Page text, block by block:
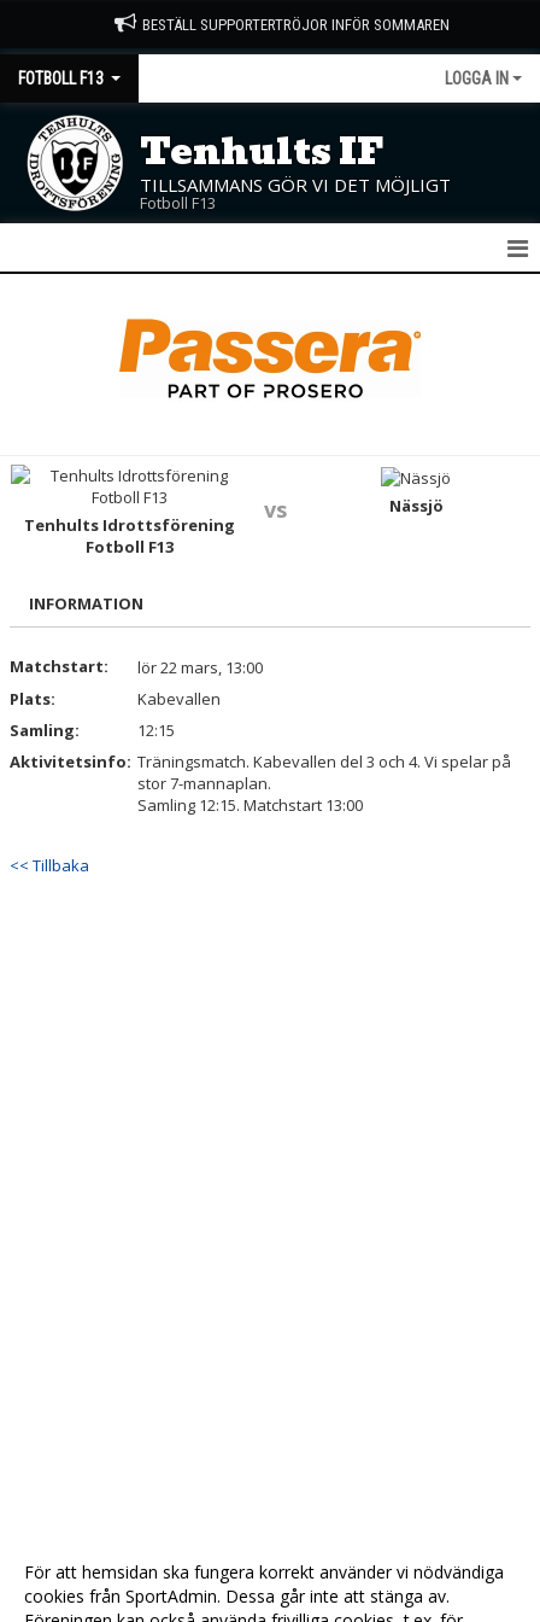
BESTÄLL SUPPORTERTRÖJOR INFÖR SOMMAREN
FOTBOLL F13 LOGGA IN
Tenhults IF
TILLSAMMANS GÖR VI DET MÖJLIGT
Fotboll F13
BILDGALLERI
DOKUMENT
KONTAKT
Tenhults Idrottsförening
Fotboll F13
vs Nässjö
INFORMATION
Matchstart:
lör 22 mars, 13:00
Plats:
Kabevallen
Samling:
12:15
Aktivitetsinfo: Träningsmatch. Kabevallen del 3 och 4. Vi spelar på
stor 7-mannaplan.
Samling 12:15. Matchstart 13:00
<< Tillbaka
För att hemsidan ska fungera korrekt använder vi nödvändiga
cookies från SportAdmin. Dessa går inte att stänga av.